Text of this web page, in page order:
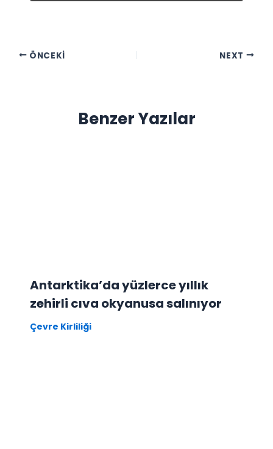
ÖNCEKI NEXT
Benzer Yazılar
Antarktika’da yüzlerce yıllık
zehirli cıva okyanusa salınıyor
Çevre Kirliliği